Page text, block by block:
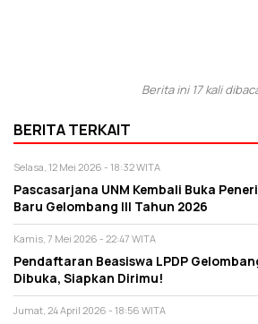
Berita ini 17 kali
BERITA TERKAIT
Selasa, 12 Mei 2026 - 18:32 WITA
Pascasarjana UNM Kembali Buka
Baru Gelombang lll Tahun 2026
Kamis, 7 Mei 2026 - 22:47 WITA
Pendaftaran Beasiswa LPDP
Dibuka, Siapkan Dirimu!
Jumat, 24 April 2026 - 18:56 WITA